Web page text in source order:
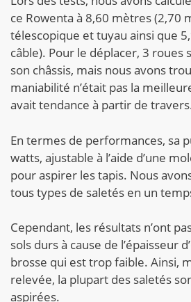
ce Rowenta à 8,60 mètres (2,70
télescopique et tuyau ainsi que
câble). Pour le déplacer, 3 roues
son châssis, mais nous avons
maniabilité n’était pas la
avait tendance à partir de
En termes de performances, sa
watts, ajustable à l’aide d’une
pour aspirer les tapis. Nous
tous types de saletés en un
Cependant, les résultats n’ont
sols durs à cause de l’épaisseur
brosse qui est trop faible. Ainsi,
relevée, la plupart des saletés
aspirées.